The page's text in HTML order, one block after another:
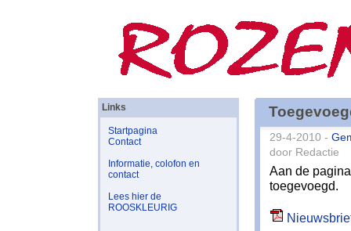
Links
Startpagina
Contact
Informatie, colofon en
contact
Lees hier de
ROOSKLEURIG
29-4-2010 -
door Redactie
Aan de
toegevoegd.